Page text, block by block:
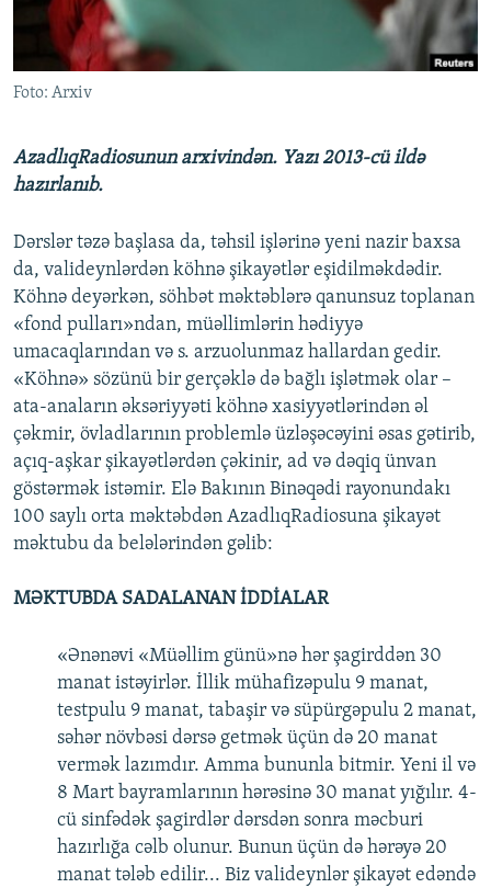
İNFOQRAFIKA
KARIKATURA
AZƏRBAYCAN ƏDƏBIYYATI KITABXANASI
İSLAM VƏ DEMOKRATIYA
İZ - MƏDƏNIYYƏT PROQRAMI
MISSIYAMIZ
PEŞƏ ETIKASI VƏ JURNALISTIKA STANDARTLARIMIZ
MATERIALLARIMIZDAN ISTIFADƏ
BIZIMLƏ ƏLAQƏ
BIZI IZLƏ
Foto: Arxiv
AzadlıqRadiosunun arxivindən. Yazı 2013-cü ildə
hazırlanıb.
Dərslər təzə başlasa da, təhsil işlərinə yeni nazir baxsa
da, valideynlərdən köhnə şikayətlər eşidilməkdədir.
Köhnə deyərkən, söhbət məktəblərə qanunsuz toplanan
«fond pulları»ndan, müəllimlərin hədiyyə
umacaqlarından və s. arzuolunmaz hallardan gedir.
«Köhnə» sözünü bir gerçəklə də bağlı işlətmək olar –
ata-anaların əksəriyyəti köhnə xasiyyətlərindən əl
çəkmir, övladlarının problemlə üzləşəcəyini əsas gətirib,
açıq-aşkar şikayətlərdən çəkinir, ad və dəqiq ünvan
göstərmək istəmir. Elə Bakının Binəqədi rayonundakı
100 saylı orta məktəbdən AzadlıqRadiosuna şikayət
məktubu da belələrindən gəlib:
MƏKTUBDA SADALANAN İDDİALAR
«Ənənəvi «Müəllim günü»nə hər şagirddən 30
manat istəyirlər. İllik mühafizəpulu 9 manat,
testpulu 9 manat, tabaşir və süpürgəpulu 2 manat,
səhər növbəsi dərsə getmək üçün də 20 manat
vermək lazımdır. Amma bununla bitmir. Yeni il və
8 Mart bayramlarının hərəsinə 30 manat yığılır. 4-
cü sinfədək şagirdlər dərsdən sonra məcburi
hazırlığa cəlb olunur. Bunun üçün də hərəyə 20
manat tələb edilir... Biz valideynlər şikayət edəndə